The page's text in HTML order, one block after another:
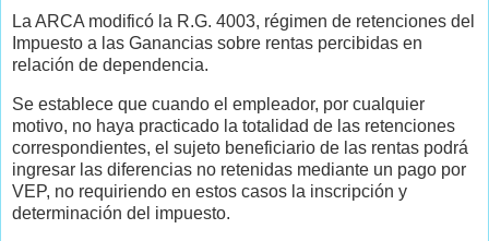
La ARCA modificó la R.G. 4003, régimen de retenciones del
Impuesto a las Ganancias sobre rentas percibidas en
relación de dependencia.
Se establece que cuando el empleador, por cualquier
motivo, no haya practicado la totalidad de las retenciones
correspondientes, el sujeto beneficiario de las rentas podrá
ingresar las diferencias no retenidas mediante un pago por
VEP, no requiriendo en estos casos la inscripción y
determinación del impuesto.